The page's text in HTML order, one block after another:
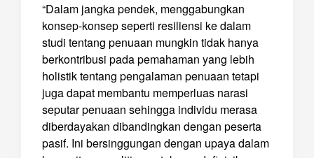
“Dalam jangka pendek, menggabungkan
konsep-konsep seperti resiliensi ke dalam
studi tentang penuaan mungkin tidak hanya
berkontribusi pada pemahaman yang lebih
holistik tentang pengalaman penuaan tetapi
juga dapat membantu memperluas narasi
seputar penuaan sehingga individu merasa
diberdayakan dibandingkan dengan peserta
pasif. Ini bersinggungan dengan upaya dalam